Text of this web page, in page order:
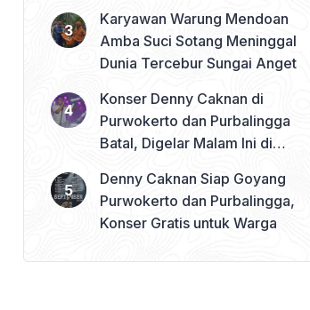
Karyawan Warung Mendoan
Amba Suci Sotang Meninggal
Dunia Tercebur Sungai Anget
Konser Denny Caknan di
Purwokerto dan Purbalingga
Batal, Digelar Malam Ini di
Denny Caknan Siap Goyang
Purwokerto dan Purbalingga,
Konser Gratis untuk Warga